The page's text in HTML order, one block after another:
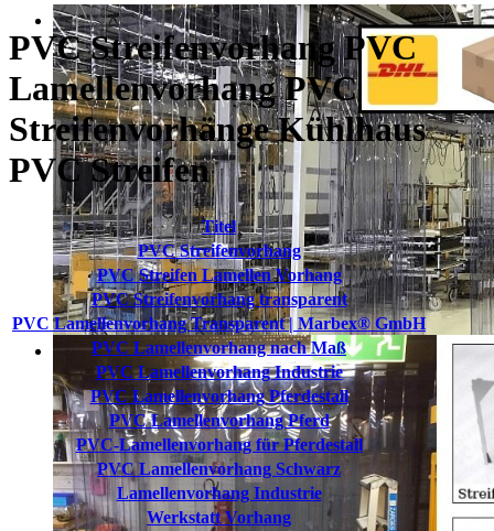
PVC Streifenvorhang PVC
Lamellenvorhang PVC
Streifenvorhänge Kühlhaus
PVC Streifen
Titel
PVC Streifenvorhang
PVC Streifen Lamellen Vorhang
PVC Streifenvorhang transparent
PVC Lamellenvorhang Transparent | Marbex® GmbH
PVC Lamellenvorhang nach Maß
PVC Lamellenvorhang Industrie
PVC Lamellenvorhang Pferdestall
PVC Lamellenvorhang Pferd
PVC-Lamellenvorhang für Pferdestall
PVC Lamellenvorhang Schwarz
Lamellenvorhang Industrie
Werkstatt Vorhang